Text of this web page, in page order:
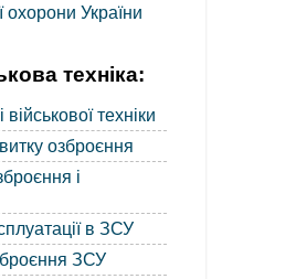
України
техніка:
техніки
озброєння
і
в ЗСУ
ЗСУ